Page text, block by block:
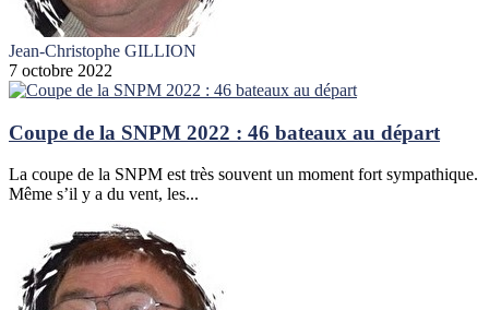
Jean-Christophe GILLION
7 octobre 2022
Coupe de la SNPM 2022 : 46 bateaux au départ
La coupe de la SNPM est très souvent un moment fort sympathique.
Même s’il y a du vent, les...